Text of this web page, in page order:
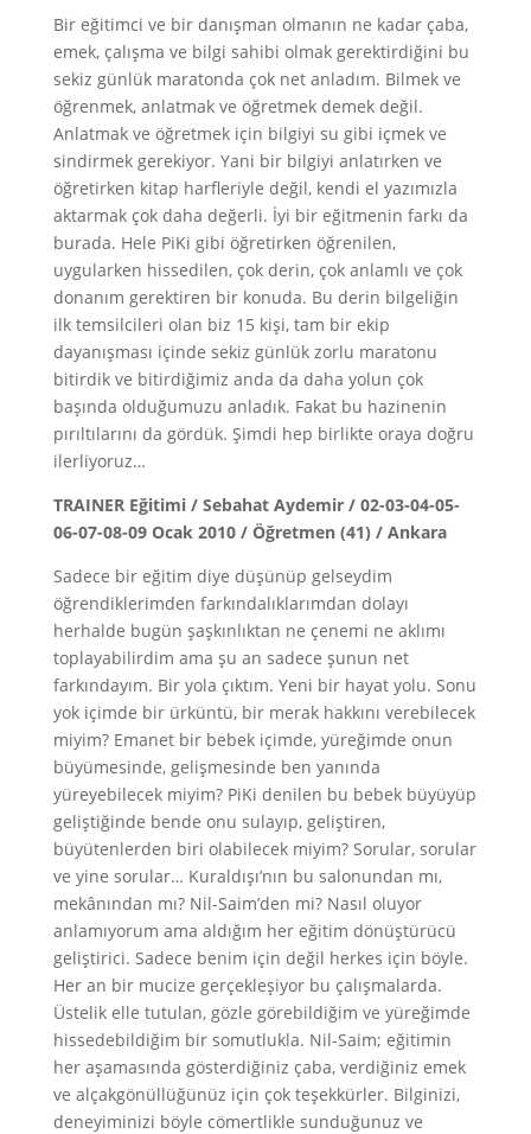
Bir eğitimci ve bir danışman olmanın ne kadar çaba,
emek, çalışma ve bilgi sahibi olmak gerektirdiğini bu
sekiz günlük maratonda çok net anladım. Bilmek ve
öğrenmek, anlatmak ve öğretmek demek değil.
Anlatmak ve öğretmek için bilgiyi su gibi içmek ve
sindirmek gerekiyor. Yani bir bilgiyi anlatırken ve
öğretirken kitap harfleriyle değil, kendi el yazımızla
aktarmak çok daha değerli. İyi bir eğitmenin farkı da
burada. Hele PiKi gibi öğretirken öğrenilen,
uygularken hissedilen, çok derin, çok anlamlı ve çok
donanım gerektiren bir konuda. Bu derin bilgeliğin
ilk temsilcileri olan biz 15 kişi, tam bir ekip
dayanışması içinde sekiz günlük zorlu maratonu
bitirdik ve bitirdiğimiz anda da daha yolun çok
başında olduğumuzu anladık. Fakat bu hazinenin
pırıltılarını da gördük. Şimdi hep birlikte oraya doğru
ilerliyoruz…
TRAINER Eğitimi / Sebahat Aydemir / 02-03-04-05-
06-07-08-09 Ocak 2010 / Öğretmen (41) / Ankara
Sadece bir eğitim diye düşünüp gelseydim
öğrendiklerimden farkındalıklarımdan dolayı
herhalde bugün şaşkınlıktan ne çenemi ne aklımı
toplayabilirdim ama şu an sadece şunun net
farkındayım. Bir yola çıktım. Yeni bir hayat yolu. Sonu
yok içimde bir ürküntü, bir merak hakkını verebilecek
miyim? Emanet bir bebek içimde, yüreğimde onun
büyümesinde, gelişmesinde ben yanında
yüreyebilecek miyim? PiKi denilen bu bebek büyüyüp
geliştiğinde bende onu sulayıp, geliştiren,
büyütenlerden biri olabilecek miyim? Sorular, sorular
ve yine sorular… Kuraldışı’nın bu salonundan mı,
mekânından mı? Nil-Saim’den mi? Nasıl oluyor
anlamıyorum ama aldığım her eğitim dönüştürücü
geliştirici. Sadece benim için değil herkes için böyle.
Her an bir mucize gerçekleşiyor bu çalışmalarda.
Üstelik elle tutulan, gözle görebildiğim ve yüreğimde
hissedebildiğim bir somutlukla. Nil-Saim; eğitimin
her aşamasında gösterdiğiniz çaba, verdiğiniz emek
ve alçakgönüllüğünüz için çok teşekkürler. Bilginizi,
deneyiminizi böyle cömertlikle sunduğunuz ve